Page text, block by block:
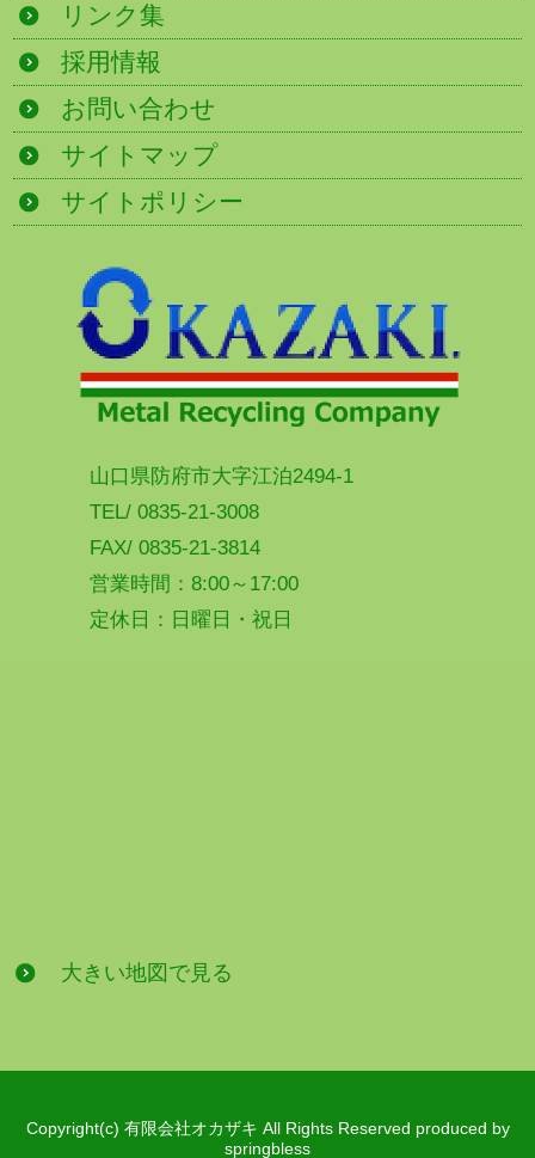
リンク集
採用情報
お問い合わせ
サイトマップ
サイトポリシー
山口県防府市大字江泊2494-1
TEL/ 0835-21-3008
FAX/ 0835-21-3814
営業時間：8:00～17:00
定休日：日曜日・祝日
大きい地図で見る
Copyright(c) 有限会社オカザキ All Rights Reserved produced by
springbless